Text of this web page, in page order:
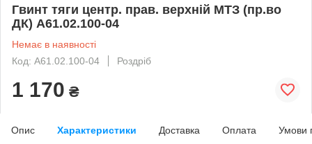
Гвинт тяги центр. прав. верхній МТЗ (пр.во
ДК) А61.02.100-04
Немає в наявності
Код: А61.02.100-04
Роздріб
1 170 ₴
Опис Характеристики Доставка Оплата Умови